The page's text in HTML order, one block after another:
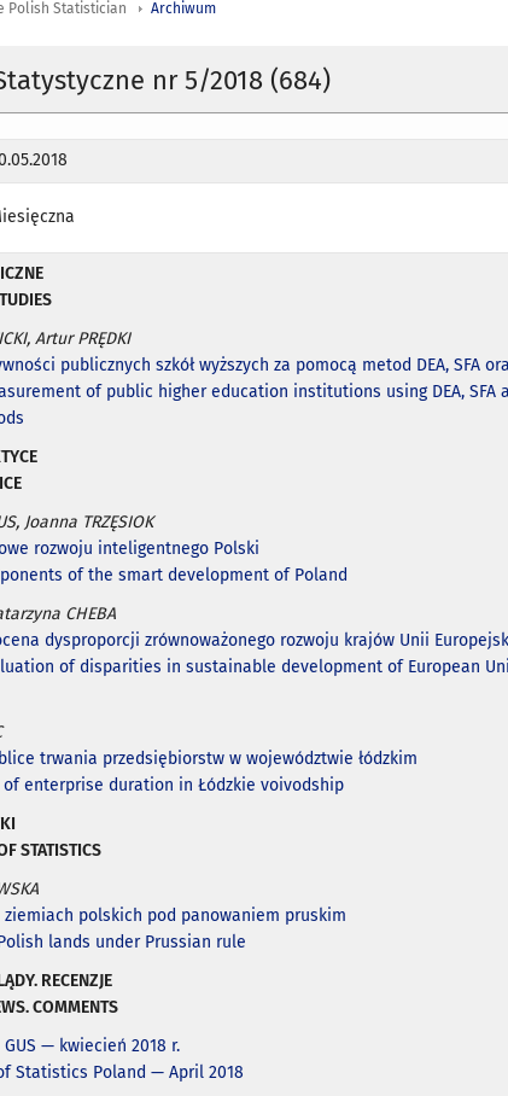
Polish Statistician Archiwum
nr 5/2018 (684)
Artur PRĘDKI
publicznych szkół wyższych za pomocą metod DEA, SFA
of public higher education institutions using DEA, SFA
Joanna TRZĘSIOK
rozwoju inteligentnego Polski
of the smart development of Poland
CHEBA
dysproporcji zrównoważonego rozwoju krajów Unii
of disparities in sustainable development of European
trwania przedsiębiorstw w województwie łódzkim
enterprise duration in Łódzkie voivodship
STATISTICS
polskich pod panowaniem pruskim
lands under Prussian rule
RECENZJE
COMMENTS
— kwiecień 2018 r.
Statistics Poland — April 2018